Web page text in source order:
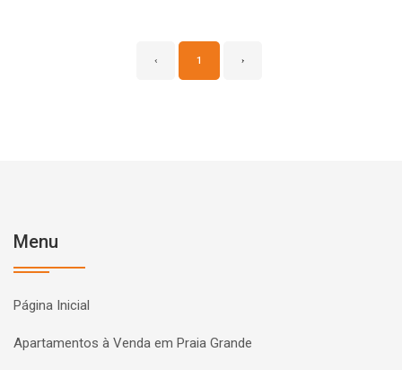
‹ 1 ›
Menu
Página Inicial
Apartamentos à Venda em Praia Grande